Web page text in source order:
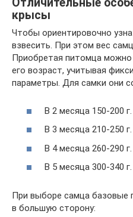
крысы
Чтобы ориентировочно
взвесить. При этом вес
Приобретая питомца можно
его возраст, учитывая
параметры. Для самки они
В 2 месяца 150-200 г.
В 3 месяца 210-250 г.
В 4 месяца 260-290 г.
В 5 месяца 300-340 г.
При выборе самца базовые
в большую сторону: